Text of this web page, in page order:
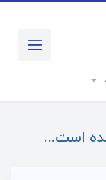
است...